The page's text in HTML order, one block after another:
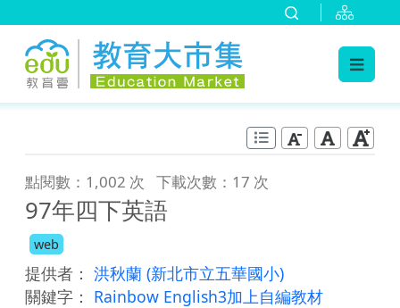
點閱數：1,002 次 下載次數：17 次
97年四下英語
web
提供者： 洪秋蘭 (新北市立五華國小)
關鍵字： Rainbow English3加上自編教材